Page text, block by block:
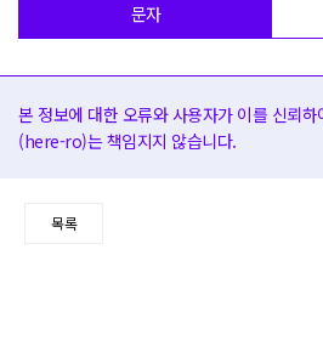
문자
본 정보에 대한 오류와 사용자가 이를 신뢰
(here-ro)는 책임지지 않습니다.
목록